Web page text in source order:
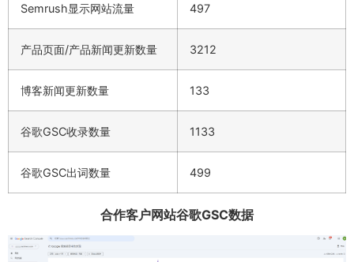
Semrush显示网站流量 497
产品页面/产品新闻更新数量 3212
博客新闻更新数量 133
谷歌GSC收录数量 1133
谷歌GSC出词数量 499
合作客户网站谷歌GSC数据